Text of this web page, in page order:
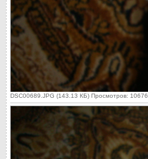
DSC00689.JPG (143.13 КБ) Просмотров: 10676